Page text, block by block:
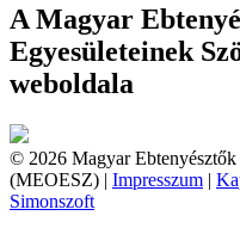
A Magyar
Egyesületeinek
weboldala
© 2026 Magyar Ebtenyésztők
(MEOESZ) | Impresszum |
Simonszoft